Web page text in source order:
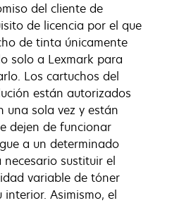
del cliente de
de licencia por el que
de tinta únicamente
solo a Lexmark para
Los cartuchos del
están autorizados
una sola vez y están
dejen de funcionar
a un determinado
sustituir el
variable de tóner
interior. Asimismo, el